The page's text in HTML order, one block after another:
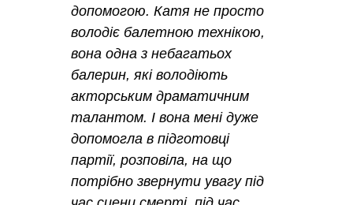
допомогою. Катя не просто
володіє балетною технікою,
вона одна з небагатьох
балерин, які володіють
акторським драматичним
талантом. І вона мені дуже
допомогла в підготовці
партії, розповіла, на що
потрібно звернути увагу під